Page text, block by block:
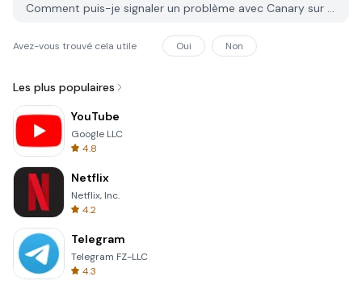
Comment puis-je signaler un problème avec Canary sur PGYER APK HUB?
Avez-vous trouvé cela utile Oui Non
Les plus populaires
YouTube
Google LLC
4.8
Netflix
Netflix, Inc.
4.2
Telegram
Telegram FZ-LLC
4.3